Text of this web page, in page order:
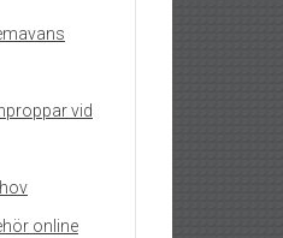
vid
online